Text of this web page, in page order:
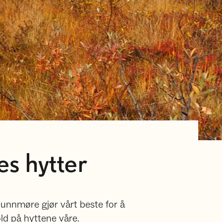
hytter
gjør vårt beste for å
på hyttene våre.